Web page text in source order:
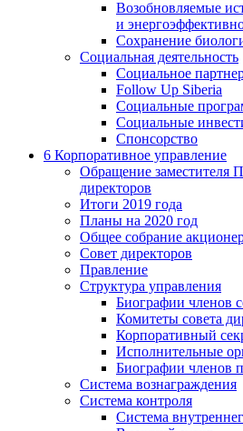
Возобновляемые
и
Сохранение
Социальная деятельность
Социальное
Follow Up Siberia
Социальные
Социальные
Спонсорство
6 Корпоративное управление
Обращение заместителя
директоров
Итоги 2019 года
Планы на 2020 год
Общее собрание
Совет директоров
Правление
Структура управления
Биографии членов
Комитеты совета
Корпоративный
Исполнительные
Биографии членов
Система вознаграждения
Система контроля
Система